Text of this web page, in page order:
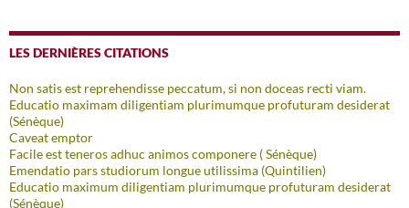
LES DERNIÈRES CITATIONS
Non satis est reprehendisse peccatum, si non doceas recti viam.
Educatio maximam diligentiam plurimumque profuturam desiderat
(Sénèque)
Caveat emptor
Facile est teneros adhuc animos componere ( Sénèque)
Emendatio pars studiorum longue utilissima (Quintilien)
Educatio maximum diligentiam plurimumque profuturam desiderat
(Sénèque)